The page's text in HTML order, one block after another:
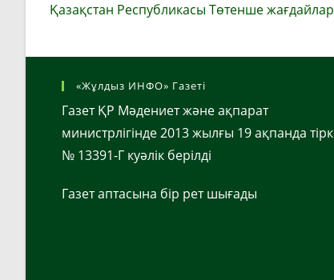
Қазақстан Республикасы Төтенше жағдайлар
«Жұлдыз ИНФО» Газеті
Газет ҚР Мәдениет және ақпарат
министрлігінде 2013 жылғы 19 ақпанда
№ 13391-Г куәлік берілді
Газет аптасына бір рет шығады